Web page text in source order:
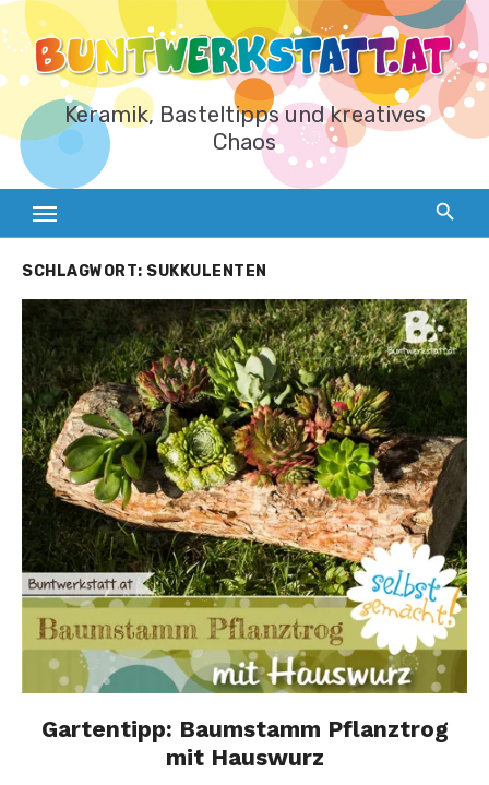
Zum
Inhalt
springen
Keramik, Basteltipps und kreatives
Chaos
SCHLAGWORT: SUKKULENTEN
Gartentipp: Baumstamm Pflanztrog
mit Hauswurz